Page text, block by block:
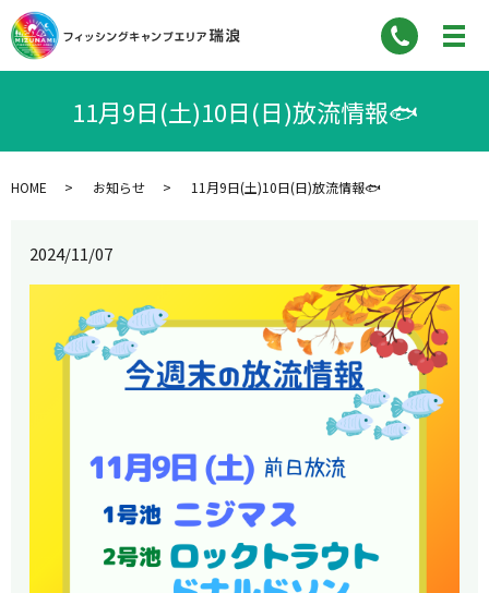
11月9日(土)10日(日)放流情報🐟
HOME お知らせ 11月9日(土)10日(日)放流情報🐟
2024/11/07